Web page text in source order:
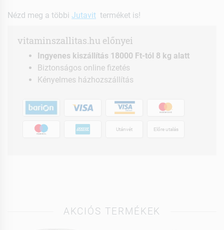
Nézd meg a többi Jutavit terméket is!
vitaminszallitas.hu előnyei
Ingyenes kiszállítás 18000 Ft-tól 8 kg alatt
Biztonságos online fizetés
Kényelmes házhozszállítás
Utánvét Előre utalás
AKCIÓS TERMÉKEK